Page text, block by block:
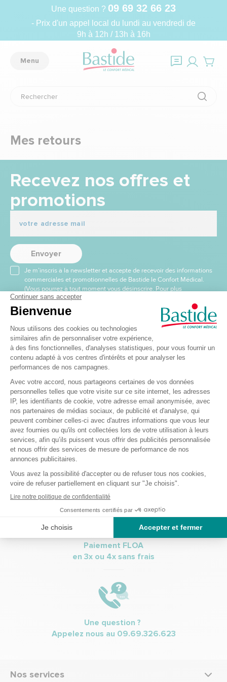
Une question ? 09 69 32 66 23
- Prix d'un appel local du lundi au vendredi de
9h à 12h / 13h à 16h
Menu
Mes retours
Recevez nos offres et
promotions
Envoyer
Je m’inscris à la newsletter et accepte de recevoir des informations
commerciales et promotionnelles de Bastide le Confort Médical.
(Vous pourrez à tout moment vous désinscrire. Pour plus
d’informations vous pouvez prendre connaissance de la charte de
protection des données personnelles.
Livraison Offerte dès 99€ (hors Corse)
Expédition discrète sous 48H
Paiement sécurisé
CB, Visa, Mastercard et Paypal
Paiement FLOA
en 3x ou 4x sans frais
Une question ?
Appelez nous au 09.69.326.623
Nos services